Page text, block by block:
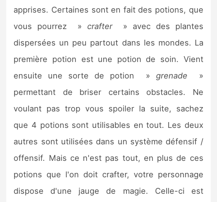
apprises. Certaines sont en fait des potions, que
vous pourrez »crafter» avec des plantes
dispersées un peu partout dans les mondes. La
première potion est une potion de soin. Vient
ensuite une sorte de potion » grenade »
permettant de briser certains obstacles. Ne
voulant pas trop vous spoiler la suite, sachez
que 4 potions sont utilisables en tout. Les deux
autres sont utilisées dans un système défensif /
offensif. Mais ce n'est pas tout, en plus de ces
potions que l'on doit crafter, votre personnage
dispose d'une jauge de magie. Celle-ci est